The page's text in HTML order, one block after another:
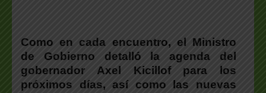
Como en cada encuentro, el Ministro
de Gobierno detalló la agenda del
gobernador Axel Kicillof para los
próximos días, así como las nuevas